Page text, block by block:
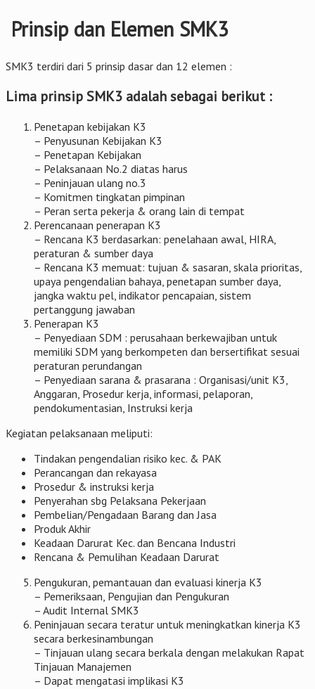
Prinsip dan Elemen SMK3
SMK3 terdiri dari 5 prinsip dasar dan 12 elemen :
Lima prinsip SMK3 adalah sebagai berikut :
Penetapan kebijakan K3
– Penyusunan Kebijakan K3
– Penetapan Kebijakan
– Pelaksanaan No.2 diatas harus
– Peninjauan ulang no.3
– Komitmen tingkatan pimpinan
– Peran serta pekerja & orang lain di tempat
Perencanaan penerapan K3
– Rencana K3 berdasarkan: penelahaan awal, HIRA,
peraturan & sumber daya
– Rencana K3 memuat: tujuan & sasaran, skala prioritas,
upaya pengendalian bahaya, penetapan sumber daya,
jangka waktu pel, indikator pencapaian, sistem
pertanggung jawaban
Penerapan K3
– Penyediaan SDM : perusahaan berkewajiban untuk
memiliki SDM yang berkompeten dan bersertifikat sesuai
peraturan perundangan
– Penyediaan sarana & prasarana : Organisasi/unit K3,
Anggaran, Prosedur kerja, informasi, pelaporan,
pendokumentasian, Instruksi kerja
Kegiatan pelaksanaan meliputi:
Tindakan pengendalian risiko kec. & PAK
Perancangan dan rekayasa
Prosedur & instruksi kerja
Penyerahan sbg Pelaksana Pekerjaan
Pembelian/Pengadaan Barang dan Jasa
Produk Akhir
Keadaan Darurat Kec. dan Bencana Industri
Rencana & Pemulihan Keadaan Darurat
Pengukuran, pemantauan dan evaluasi kinerja K3
– Pemeriksaan, Pengujian dan Pengukuran
– Audit Internal SMK3
Peninjauan secara teratur untuk meningkatkan kinerja K3
secara berkesinambungan
– Tinjauan ulang secara berkala dengan melakukan Rapat
Tinjauan Manajemen
– Dapat mengatasi implikasi K3